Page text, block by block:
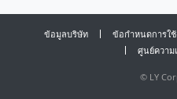
ข้อมูลบริษัท ข้อกำหนดการใ
ศูนย์ความ
© LY